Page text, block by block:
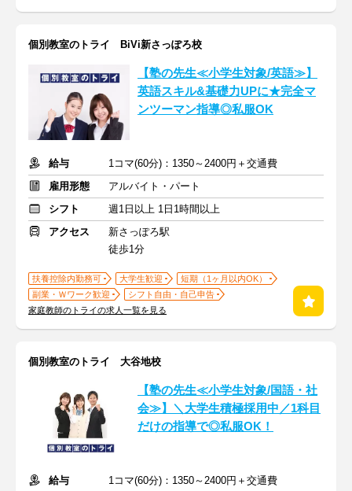
個別教室のトライ BiVi新さっぽろ校
【塾の先生≪小学生対象/英語≫】
英語スキル&基礎力UPに★完全マ
ンツーマン指導◎私服OK
給与
1コマ(60分)：1350～2400円＋交通費
雇用形態
アルバイト・パート
シフト
週1日以上 1日1時間以上
アクセス
新さっぽろ駅
徒歩1分
扶養控除内勤務可 大学生歓迎
短期（1ヶ月以内OK）
副業・Ｗワーク歓迎
シフト自由・自己申告
家庭教師のトライの求人一覧を見る
個別教室のトライ 大谷地校
【塾の先生≪小学生対象/国語・社
会≫】＼大学生積極採用中／1科目
だけの指導で◎私服OK！
給与 1コマ(60分)：1350～2400円＋交通費